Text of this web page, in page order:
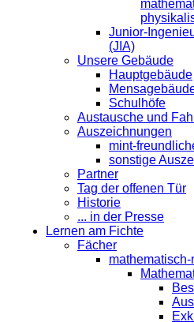
Junior-
(JIA)
Unsere Gebäude
Hauptgebäude
Schulhöfe
Austausche und
Auszeichnungen
mint-
sonstige
Partner
Tag der offenen Tür
Historie
... in der Presse
Lernen am Fichte
Fächer